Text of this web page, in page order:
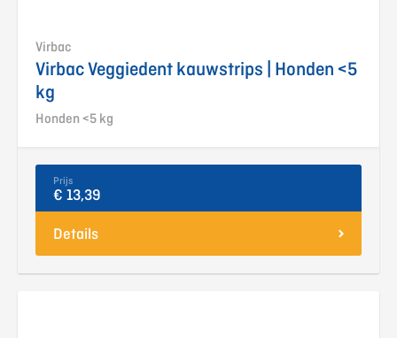
Virbac
Virbac Veggiedent kauwstrips | Honden <5
kg
Honden <5 kg
Prijs
€ 13,39
Details